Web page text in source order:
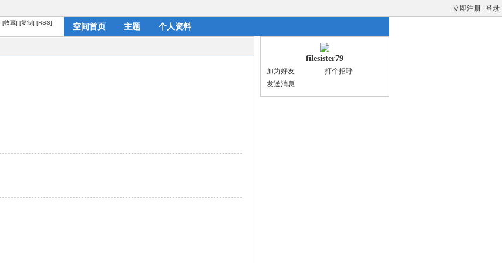
立即注册 登录
[收藏] [复制] [RSS] 空间首页 主题 个人资料
filesister79
加为好友
打个招呼
发送消息